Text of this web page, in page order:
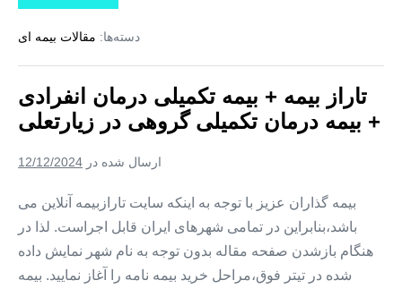
بیمه
بیمه
درمان
+
بیمه
درمان
تکمیلی
در
دسته‌ها: مقالات بیمه ای
تاراز بیمه + بیمه تکمیلی درمان انفرادی
+ بیمه درمان تکمیلی گروهی در زیارتعلی
ارسال شده در 12/12/2024
بیمه گذاران عزیز با توجه به اینکه سایت تارازبیمه آنلاین می
باشد،بنابراین در تمامی شهرهای ایران قابل اجراست. لذا در
هنگام بازشدن صفحه مقاله بدون توجه به نام شهر نمایش داده
شده در تیتر فوق،مراحل خرید بیمه نامه را آغاز نمایید. بیمه